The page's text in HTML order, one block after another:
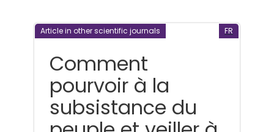
Article in other scientific journals FR
Comment
pourvoir à la
subsistance du